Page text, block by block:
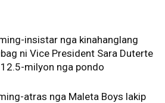
ming-insistar nga kinahanglang
ni Vice President Sara Duterte
milyon nga pondo
atras nga Maleta Boys lakip